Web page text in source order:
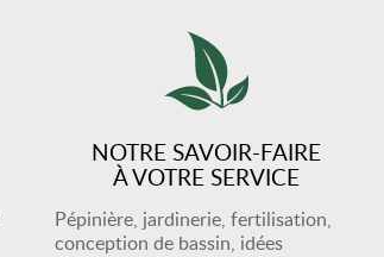
NOTRE SAVOIR-FAIRE
À VOTRE SERVICE
Pépinière, jardinerie, fertilisation,
conception de bassin, idées